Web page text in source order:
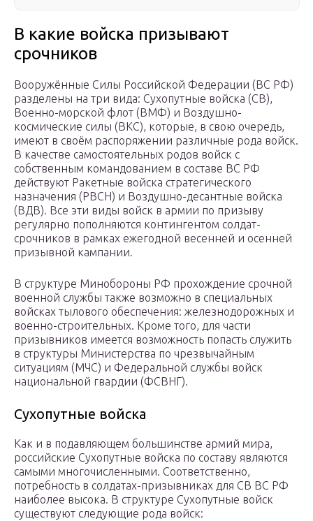
В какие войска призывают
срочников
Вооружённые Силы Российской Федерации (ВС РФ)
разделены на три вида: Сухопутные войска (СВ),
Военно-морской флот (ВМФ) и Воздушно-
космические силы (ВКС), которые, в свою очередь,
имеют в своём распоряжении различные рода войск.
В качестве самостоятельных родов войск с
собственным командованием в составе ВС РФ
действуют Ракетные войска стратегического
назначения (РВСН) и Воздушно-десантные войска
(ВДВ). Все эти виды войск в армии по призыву
регулярно пополняются контингентом солдат-
срочников в рамках ежегодной весенней и осенней
призывной кампании.
В структуре Минобороны РФ прохождение срочной
военной службы также возможно в специальных
войсках тылового обеспечения: железнодорожных и
военно-строительных. Кроме того, для части
призывников имеется возможность попасть служить
в структуры Министерства по чрезвычайным
ситуациям (МЧС) и Федеральной службы войск
национальной гвардии (ФСВНГ).
Сухопутные войска
Как и в подавляющем большинстве армий мира,
российские Сухопутные войска по составу являются
самыми многочисленными. Соответственно,
потребность в солдатах-призывниках для СВ ВС РФ
наиболее высока. В структуре Сухопутные войск
существуют следующие рода войск: